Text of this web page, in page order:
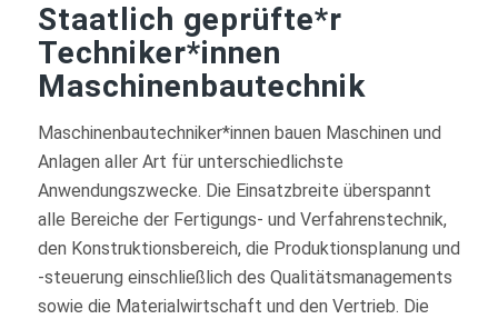
Staatlich geprüfte*r
Techniker*innen
Maschinenbautechnik
Maschinenbautechniker*innen bauen Maschinen und
Anlagen aller Art für unterschiedlichste
Anwendungszwecke. Die Einsatzbreite überspannt
alle Bereiche der Fertigungs- und Verfahrenstechnik,
den Konstruktionsbereich, die Produktionsplanung und
-steuerung einschließlich des Qualitätsmanagements
sowie die Materialwirtschaft und den Vertrieb. Die